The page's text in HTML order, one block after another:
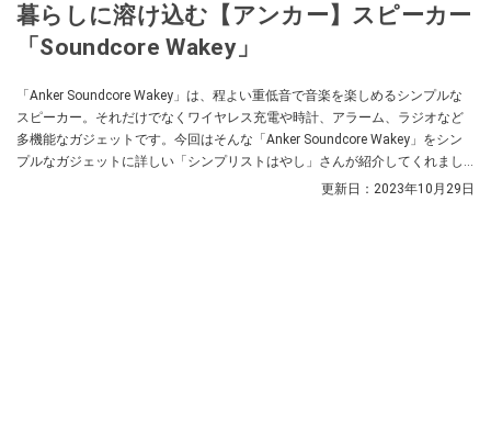
暮らしに溶け込む【アンカー】スピーカー
「Soundcore Wakey」
「Anker Soundcore Wakey」は、程よい重低音で音楽を楽しめるシンプルな
スピーカー。それだけでなくワイヤレス充電や時計、アラーム、ラジオなど
多機能なガジェットです。今回はそんな「Anker Soundcore Wakey」をシン
プルなガジェットに詳しい「シンプリストはやし」さんが紹介してくれまし
た。「Anker Soundcore Wakey」は、物をあまり持ちたくない方や、シンプ
更新日： 2023年10月29日